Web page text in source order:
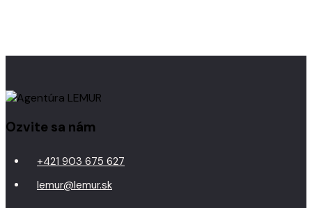
Ozvite sa nám
+421 903 675 627
lemur@lemur.sk